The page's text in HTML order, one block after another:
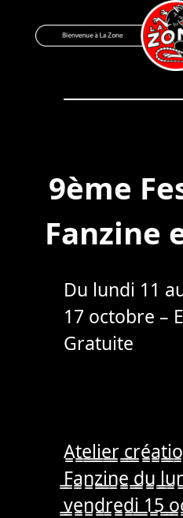
to
Bienvenue à La Zone
Zone de Cultures
9ème
Fanzine
Du lundi 11
17 octobre –
Gratuite
A̳t̳e̳l̳i̳e̳r̳
̳F̳a̳n̳z̳i̳n̳e̳ ̳d̳u̳
̳v̳e̳n̳d̳r̳e̳d̳i̳ ̳1̳5̳